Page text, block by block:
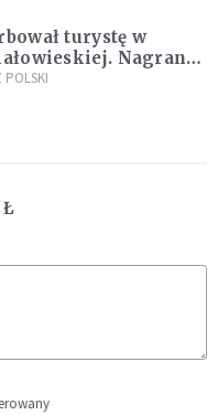
turystę w
Nagranie
POLSKI